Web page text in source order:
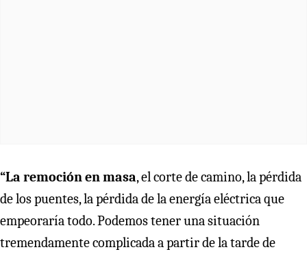
“La remoción en masa, el corte de camino, la pérdida
de los puentes, la pérdida de la energía eléctrica que
empeoraría todo. Podemos tener una situación
tremendamente complicada a partir de la tarde de